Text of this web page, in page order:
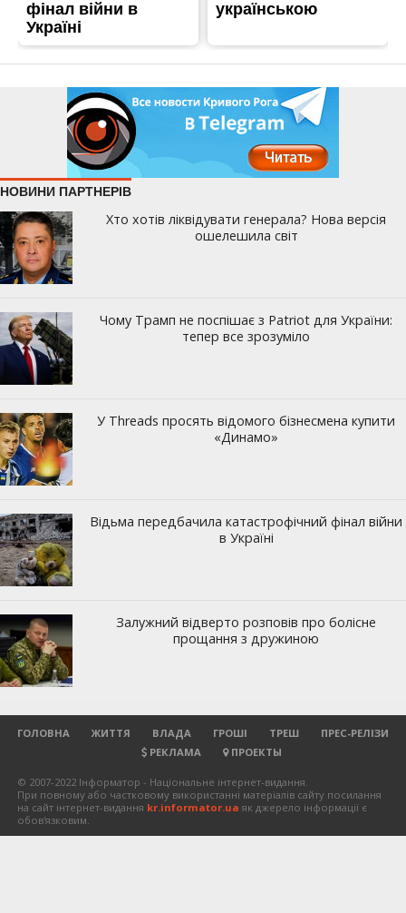
ГОЛОВНА ЖИТТЯ ВЛАДА ГРОШІ ТРЕШ
ПРЕС-РЕЛІЗИ
РЕКЛАМА
ПРОЕКТЫ
© 2007-2022 Інформатор - Національне інтернет-видання.
При повному або частковому використанні матеріалів сайту посилання
на сайт інтернет-видання kr.informator.ua як джерело інформації є
обов'язковим.